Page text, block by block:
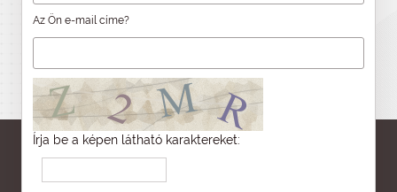
Az Ön e-mail címe?
Írja be a képen látható karaktereket: